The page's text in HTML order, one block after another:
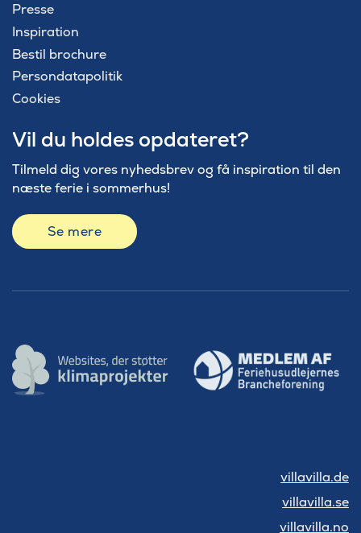
Presse
Inspiration
Bestil brochure
Persondatapolitik
Cookies
Vil du holdes opdateret?
Tilmeld dig vores nyhedsbrev og få inspiration til den
næste ferie i sommerhus!
Se mere
villavilla.de
villavilla.se
villavilla.no